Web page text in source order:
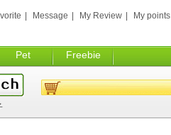
Pet Freebie
Message My Review My points